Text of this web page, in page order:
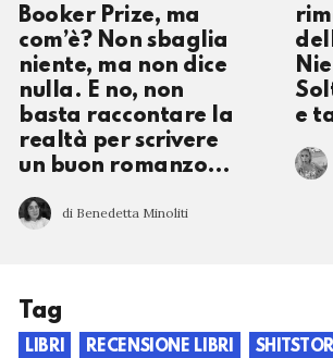
Booker Prize, ma
com’è? Non sbaglia
niente, ma non dice
nulla. E no, non
basta raccontare la
realtà per scrivere
un buon romanzo…
di Benedetta Minoliti
e
Tag
LIBRI RECENSIONE LIBRI